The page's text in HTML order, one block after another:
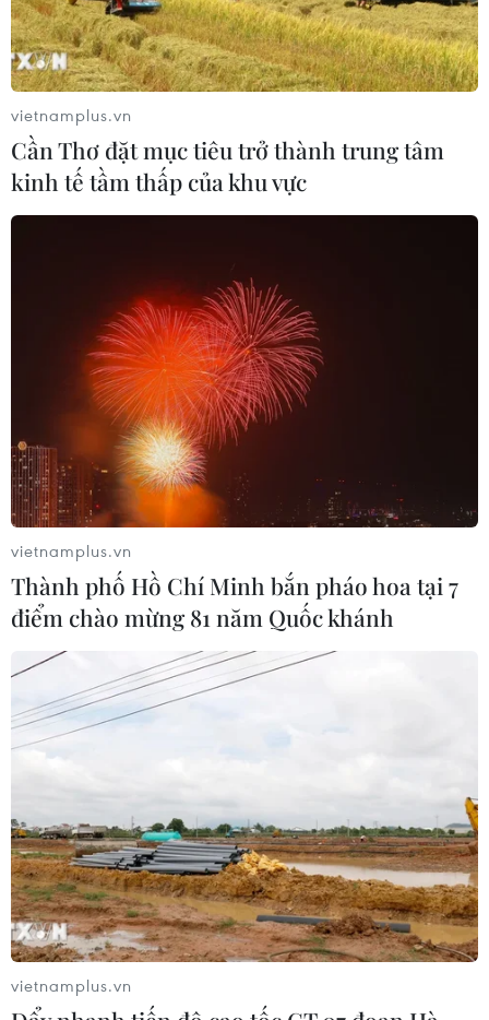
Nga cam kết chuyển giao tên lửa phòng
không Pantsir-S1 cho Iraq
thông báo nước này sẽ bàn giao các hệ thống tên lửa
đất đối không Pantsir-S1 cho Iraq đúng hạn.
vietnamplus.vn
Cần Thơ đặt mục tiêu trở thành trung tâm
kinh tế tầm thấp của khu vực
vietnamplus.vn
Thành phố Hồ Chí Minh bắn pháo hoa tại 7
điểm chào mừng 81 năm Quốc khánh
vietnamplus.vn